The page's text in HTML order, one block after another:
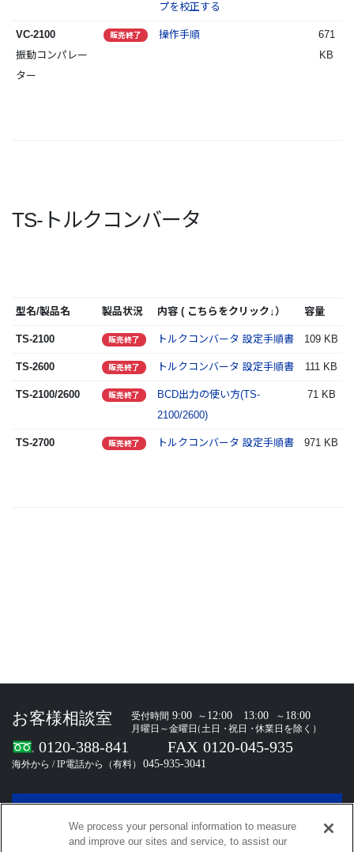
プを校正する
VC-2100
振動コンパレー
ター
販売終了 操作手順
671
KB
TS-トルクコンバータ
型名/製品名 製品状況 内容 ( こちらをクリック↓） 容量
TS-2100 販売終了 トルクコンバータ 設定手順書 109 KB
TS-2600 販売終了 トルクコンバータ 設定手順書 111 KB
TS-2100/2600 販売終了
BCD出力の使い方(TS-
2100/2600)
71 KB
TS-2700 販売終了 トルクコンバータ 設定手順書 971 KB
We process your personal information to measure
and improve our sites and service, to assist our